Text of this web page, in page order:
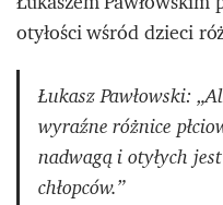
otyłości wśród dzieci
Łukasz Pawłowski:
wyraźne różnice
nadwagą i otyłych
chłopców.”